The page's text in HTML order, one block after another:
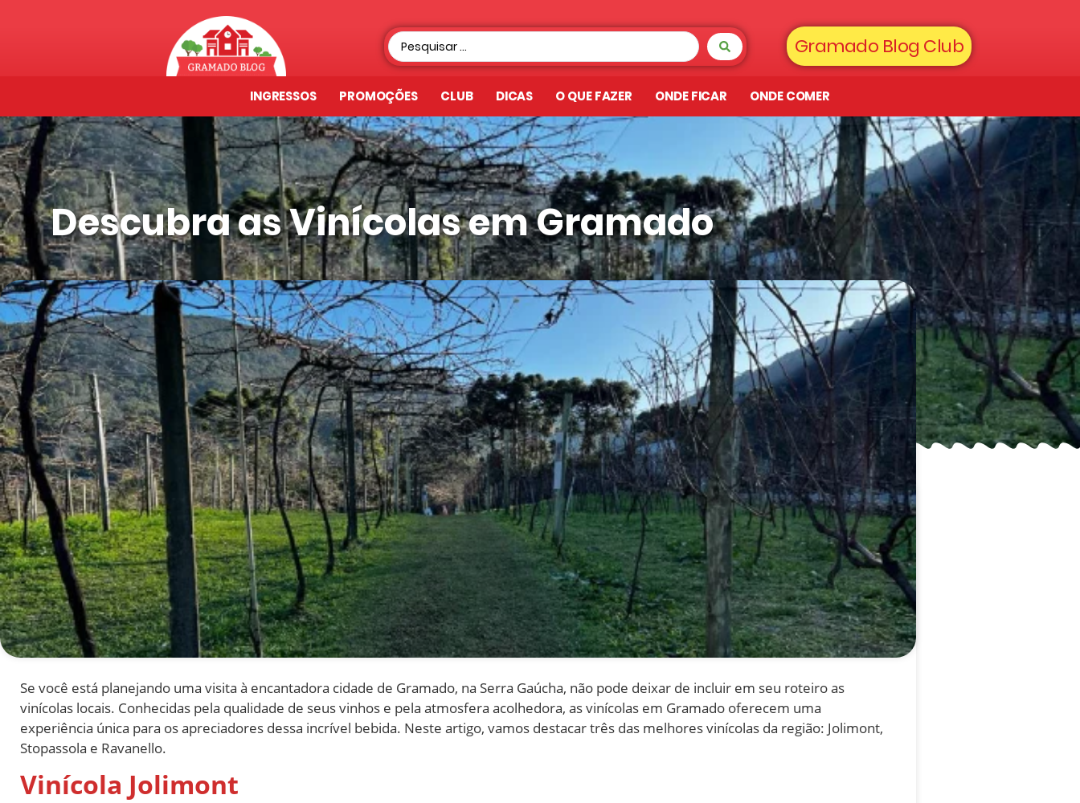
Gramado Blog Club
INGRESSOS PROMOÇÕES CLUB DICAS O QUE FAZER ONDE FICAR ONDE COMER
Descubra as Vinícolas em Gramado
Se você está planejando uma visita à encantadora cidade de Gramado, na Serra Gaúcha, não pode deixar de incluir em seu roteiro as
vinícolas locais. Conhecidas pela qualidade de seus vinhos e pela atmosfera acolhedora, as vinícolas em Gramado oferecem uma
experiência única para os apreciadores dessa incrível bebida. Neste artigo, vamos destacar três das melhores vinícolas da região: Jolimont,
Stopassola e Ravanello.
Vinícola Jolimont